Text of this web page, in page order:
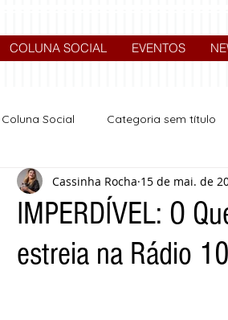
COLUNA SOCIAL EVENTOS
Coluna Social Categoria sem título
Nova categoria Expocrato
IMPERDÍVEL: O
estreia na Rádio
Cassinha Rocha 15 de mai. de